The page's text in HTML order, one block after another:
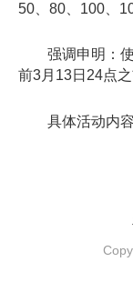
50、80、100、
强调申明：使
前3月13日24点
具体活动内容